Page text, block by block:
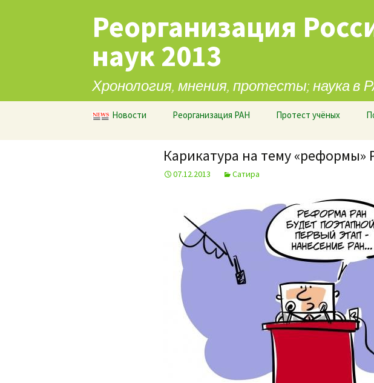
Реорганизация
наук 2013
Хронология, мнения, протесты; наука в
Перейти к содержимому
Новости Реорганизация РАН Протест учёных
Карикатура на тему «реформы»
07.12.2013 Сатира